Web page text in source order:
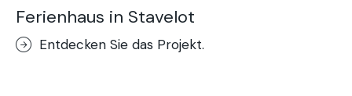
Ferienhaus in Stavelot
Entdecken Sie das Projekt.